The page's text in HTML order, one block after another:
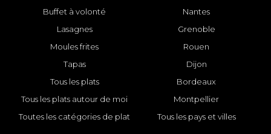
Buffet à volonté
Lasagnes
Moules frites
Tapas
Tous les plats
Tous les plats autour de moi
Toutes les catégories de plat
Nantes
Grenoble
Rouen
Dijon
Bordeaux
Montpellier
Tous les pays et villes